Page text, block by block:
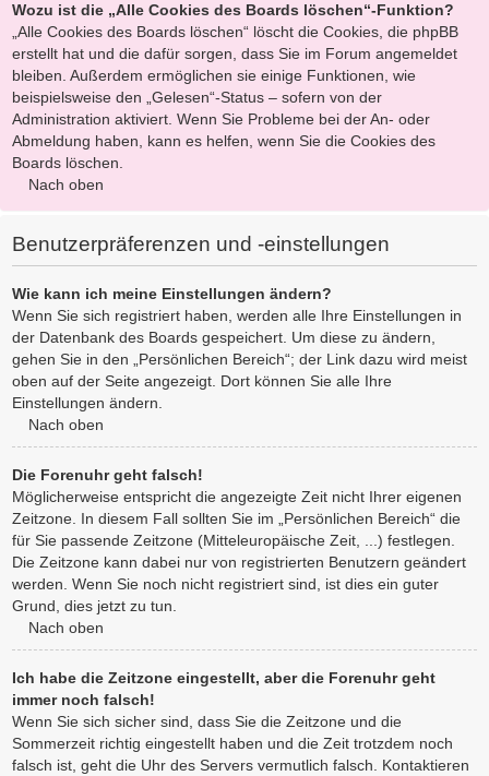
Wozu ist die „Alle Cookies des Boards löschen“-Funktion?
„Alle Cookies des Boards löschen“ löscht die Cookies, die phpBB
erstellt hat und die dafür sorgen, dass Sie im Forum angemeldet
bleiben. Außerdem ermöglichen sie einige Funktionen, wie
beispielsweise den „Gelesen“-Status – sofern von der
Administration aktiviert. Wenn Sie Probleme bei der An- oder
Abmeldung haben, kann es helfen, wenn Sie die Cookies des
Boards löschen.
Nach oben
Benutzerpräferenzen und -einstellungen
Wie kann ich meine Einstellungen ändern?
Wenn Sie sich registriert haben, werden alle Ihre Einstellungen in
der Datenbank des Boards gespeichert. Um diese zu ändern,
gehen Sie in den „Persönlichen Bereich“; der Link dazu wird meist
oben auf der Seite angezeigt. Dort können Sie alle Ihre
Einstellungen ändern.
Nach oben
Die Forenuhr geht falsch!
Möglicherweise entspricht die angezeigte Zeit nicht Ihrer eigenen
Zeitzone. In diesem Fall sollten Sie im „Persönlichen Bereich“ die
für Sie passende Zeitzone (Mitteleuropäische Zeit, ...) festlegen.
Die Zeitzone kann dabei nur von registrierten Benutzern geändert
werden. Wenn Sie noch nicht registriert sind, ist dies ein guter
Grund, dies jetzt zu tun.
Nach oben
Ich habe die Zeitzone eingestellt, aber die Forenuhr geht
immer noch falsch!
Wenn Sie sich sicher sind, dass Sie die Zeitzone und die
Sommerzeit richtig eingestellt haben und die Zeit trotzdem noch
falsch ist, geht die Uhr des Servers vermutlich falsch. Kontaktieren